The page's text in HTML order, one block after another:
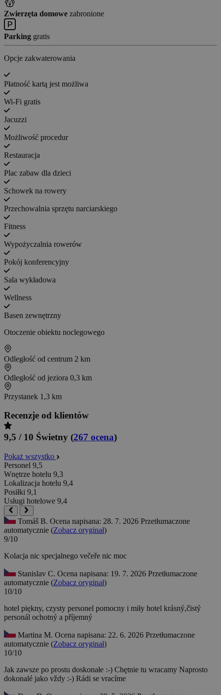
Zwierzęta domowe zabronione
Parking gratis
Opcje zakwaterowania
Płatność kartą jest możliwa
Wi-Fi gratis
Jacuzzi
Możliwość procedur
Restauracja
Plac zabaw dla dzieci
Schowek na rowery
Przechowalnia sprzętu narciarskiego
Fitness
Wypożyczalnia rowerów
Pokój konferencyjny
Sala wykładowa
Wellness
Basen zewnętrzny
Otoczenie obiektu noclegowego
Odległość od centrum 2 km
Odległość od jeziora 0,3 km
Przystanek 1,3 km
Recenzje od klientów
9,5 / 10 Świetny (267 ocena)
Pokaż wszystko
Personel 9,5
Wnętrze hotelu 9,3
Lokalizacja hotelu 9,4
Posiłki 9,1
Usługi hotelowe 9,4
Tomáš B. Ocena napisana: 28. 7. 2026 Przetłumaczone
automatycznie (Zobacz oryginał)
9/10
Kolacja nic specjalnego večeře nic moc
Stanislav C. Ocena napisana: 19. 7. 2026 Przetłumaczone
automatycznie (Zobacz oryginał)
10/10
hotel piękny, czysty personel pomocny i miły hotel krásný,čistý
personál ochotný a příjemný
Martina M. Ocena napisana: 22. 6. 2026 Przetłumaczone
automatycznie (Zobacz oryginał)
10/10
Jak zawsze po prostu doskonałe :-) Chętnie tu wracamy Naprosto
dokonalé jako vždy :-) Rádi se vracíme